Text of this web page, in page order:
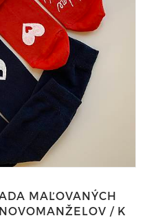
MAĽOVANÝCH
/ K